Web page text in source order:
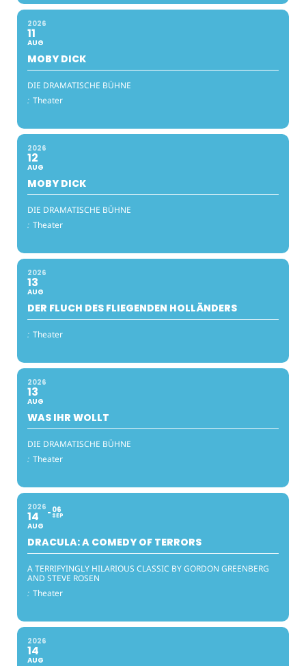
2026
11
AUG
MOBY DICK
DIE DRAMATISCHE BÜHNE
: Theater
2026
12
AUG
MOBY DICK
DIE DRAMATISCHE BÜHNE
: Theater
2026
13
AUG
DER FLUCH DES FLIEGENDEN HOLLÄNDERS
: Theater
2026
13
AUG
WAS IHR WOLLT
DIE DRAMATISCHE BÜHNE
: Theater
2026
14
AUG
06
SEP
DRACULA: A COMEDY OF TERRORS
A TERRIFYINGLY HILARIOUS CLASSIC BY GORDON GREENBERG
AND STEVE ROSEN
: Theater
2026
14
AUG